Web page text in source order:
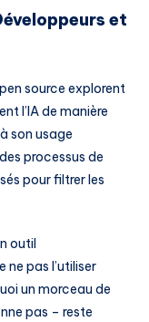
et
source explorent
l’IA de manière
son usage
processus de
pour filtrer les
outil
pas l’utiliser
un morceau de
pas – reste